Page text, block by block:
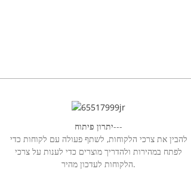
יתרון פיתוח---
להבין את צרכי הלקוחות, לשתף פעולה עם לקוחות כדי
לפתח במהירות ולהדריך מוצרים כדי לענות על צרכי
הלקוחות לעדכון מהיר.